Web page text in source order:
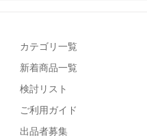
カテゴリ一覧
新着商品一覧
検討リスト
ご利用ガイド
出品者募集